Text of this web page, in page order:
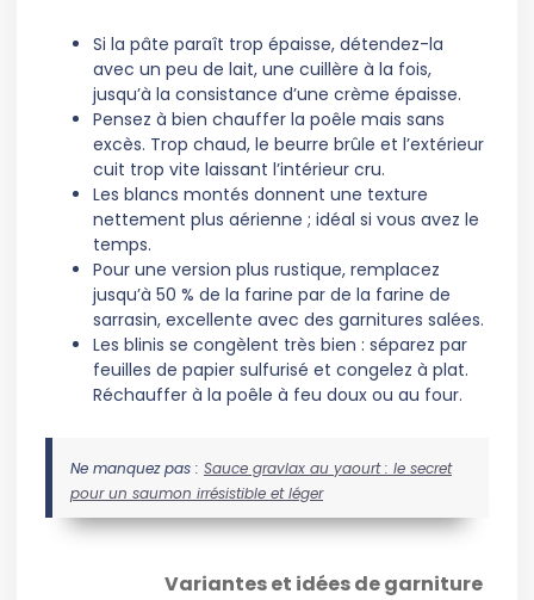
Si la pâte paraît trop épaisse, détendez-la
avec un peu de lait, une cuillère à la fois,
jusqu’à la consistance d’une crème épaisse.
Pensez à bien chauffer la poêle mais sans
excès. Trop chaud, le beurre brûle et l’extérieur
cuit trop vite laissant l’intérieur cru.
Les blancs montés donnent une texture
nettement plus aérienne ; idéal si vous avez le
temps.
Pour une version plus rustique, remplacez
jusqu’à 50 % de la farine par de la farine de
sarrasin, excellente avec des garnitures salées.
Les blinis se congèlent très bien : séparez par
feuilles de papier sulfurisé et congelez à plat.
Réchauffer à la poêle à feu doux ou au four.
Ne manquez pas : Sauce gravlax au yaourt : le secret
pour un saumon irrésistible et léger
Variantes et idées de garniture